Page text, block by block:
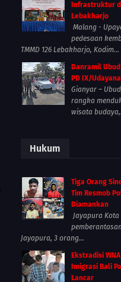
Infrastruktur
Lebakharjo
Malang -
pedesaan
TMMD 126 Lebakharjo, Kodim...
Danramil
PD IX/
Gianyar –
rangka
wisata
Hukum
Tiga Orang
Tim Resmob
Diamankan
Jayapura
Jayapura, 3 orang...
Ekstradisi
Imigrasi Bali
Lancar